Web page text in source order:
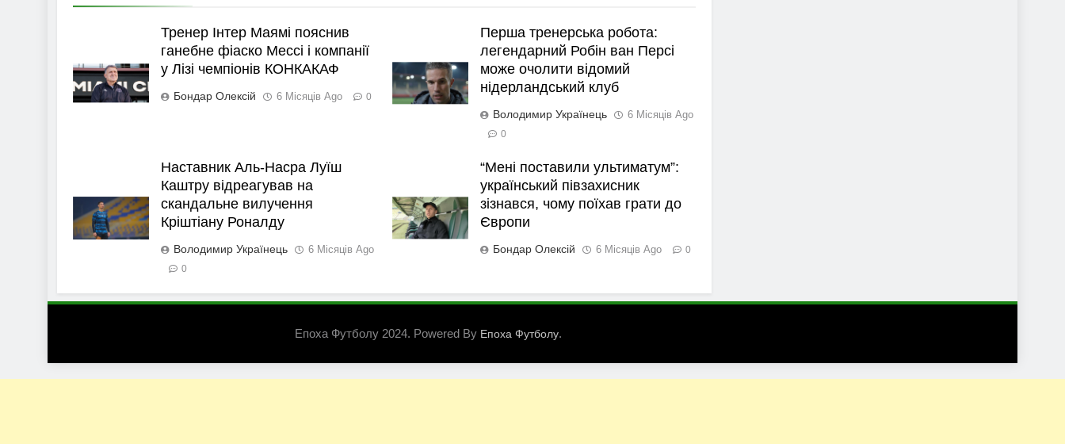
Тренер Інтер Маямі пояснив
ганебне фіаско Мессі і компанії
у Лізі чемпіонів КОНКАКАФ
Бондар Олексій 6 Місяців Ago 0
Перша тренерська робота:
легендарний Робін ван Персі
може очолити відомий
нідерландський клуб
Володимир Українець 6 Місяців Ago
0
Наставник Аль-Насра Луїш
Каштру відреагував на
скандальне вилучення
Кріштіану Роналду
Володимир Українець 6 Місяців Ago
0
“Мені поставили ультиматум”:
український півзахисник
зізнався, чому поїхав грати до
Європи
Бондар Олексій 6 Місяців Ago 0
Епоха Футболу 2024. Powered By Епоха Футболу.